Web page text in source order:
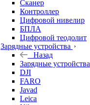
Сканер
Контроллер
Цифровой нивелир
БПЛА
Цифровой теодолит
Зарядные устройства
Назад
Зарядные устройства
DJI
FARO
Javad
Leica